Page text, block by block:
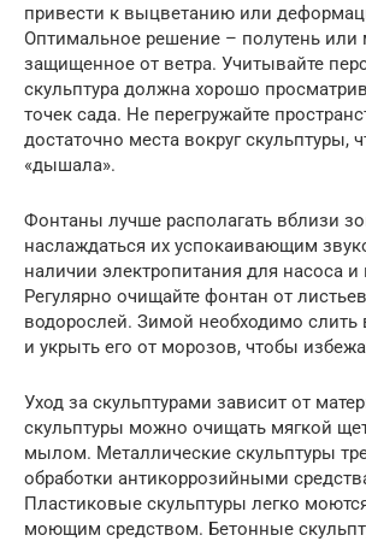
привести к выцветанию или
Оптимальное решение – полутень или
защищенное от ветра. Учитывайте
скульптура должна хорошо
точек сада. Не перегружайте
достаточно места вокруг скульптуры,
«дышала».
Фонтаны лучше располагать вблизи
наслаждаться их успокаивающим
наличии электропитания для насоса и
Регулярно очищайте фонтан от
водорослей. Зимой необходимо слить
и укрыть его от морозов, чтобы
Уход за скульптурами зависит от
скульптуры можно очищать мягкой
мылом. Металлические скульптуры
обработки антикоррозийными
Пластиковые скульптуры легко
моющим средством. Бетонные